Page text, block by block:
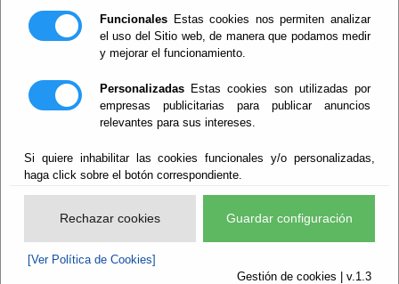
Funcionales Estas cookies nos permiten analizar
el uso del Sitio web, de manera que podamos medir
y mejorar el funcionamiento.
Personalizadas Estas cookies son utilizadas por
empresas publicitarias para publicar anuncios
relevantes para sus intereses.
Si quiere inhabilitar las cookies funcionales y/o personalizadas,
haga click sobre el botón correspondiente.
Rechazar cookies Guardar configuración
[Ver Política de Cookies]
Gestión de cookies | v.1.3
Provinciales
Mapa Provincial 1:200000
Incidencias de Carreteras Provinciales
Reglamentacion
Ordenanza Fiscal reguladora tasa por uso de
Dominio publico de Carreteras Provinciales
Carreteras Provinciales
Solicitud devolucion de fiances de obras que